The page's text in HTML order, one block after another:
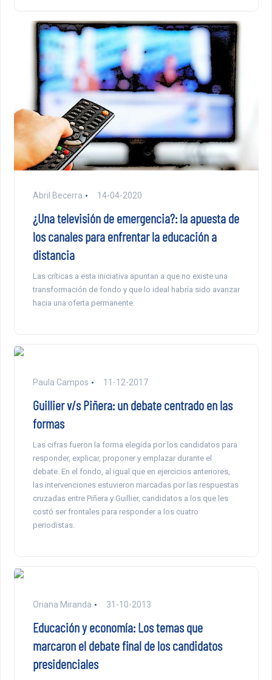
Abril Becerra 14-04-2020
¿Una televisión de emergencia?: la apuesta de
los canales para enfrentar la educación a
distancia
Las críticas a esta iniciativa apuntan a que no existe una
transformación de fondo y que lo ideal habría sido avanzar
hacia una oferta permanente.
Paula Campos 11-12-2017
Guillier v/s Piñera: un debate centrado en las
formas
Las cifras fueron la forma elegida por los candidatos para
responder, explicar, proponer y emplazar durante el
debate. En el fondo, al igual que en ejercicios anteriores,
las intervenciones estuvieron marcadas por las respuestas
cruzadas entre Piñera y Guillier, candidatos a los que les
costó ser frontales para responder a los cuatro
periodistas.
Oriana Miranda 31-10-2013
Educación y economía: Los temas que
marcaron el debate final de los candidatos
presidenciales